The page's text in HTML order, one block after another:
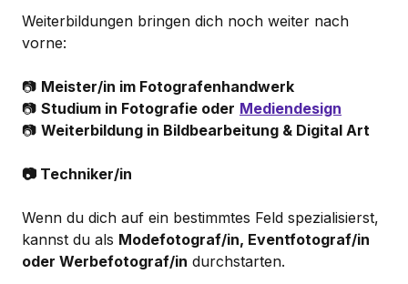
Weiterbildungen bringen dich noch weiter nach
vorne:
📷 Meister/in im Fotografenhandwerk
📷 Studium in Fotografie oder Mediendesign
📷 Weiterbildung in Bildbearbeitung & Digital Art
📷 Techniker/in
Wenn du dich auf ein bestimmtes Feld spezialisierst,
kannst du als Modefotograf/in, Eventfotograf/in
oder Werbefotograf/in durchstarten.